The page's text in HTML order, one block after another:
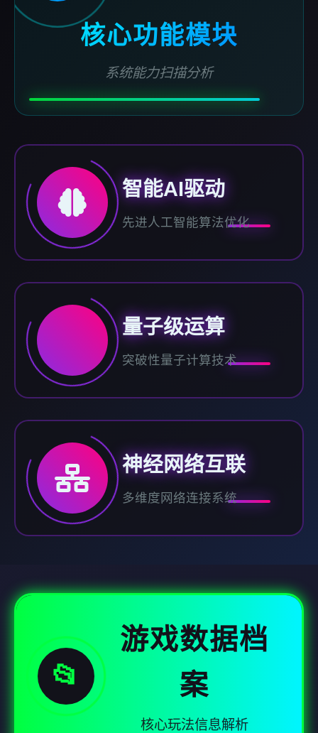
核心功能模块
系统能力扫描分析
智能AI驱动
先进人工智能算法优化
量子级运算
突破性量子计算技术
神经网络互联
多维度网络连接系统
📂
游戏数据档
案
核心玩法信息解析